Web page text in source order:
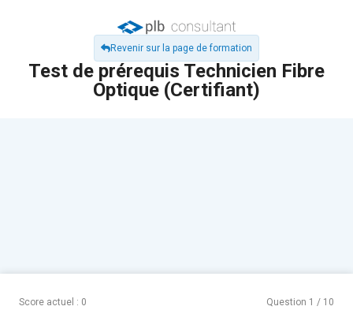
Revenir sur la page de formation
Test de prérequis Technicien Fibre
Optique (Certifiant)
Score actuel : 0 Question 1 / 10